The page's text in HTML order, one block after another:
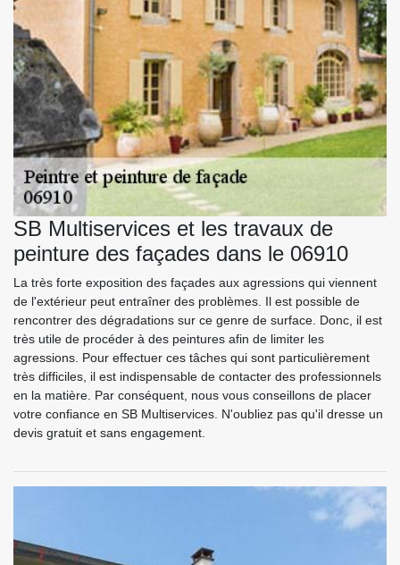
SB Multiservices et les travaux de
peinture des façades dans le 06910
La très forte exposition des façades aux agressions qui viennent
de l'extérieur peut entraîner des problèmes. Il est possible de
rencontrer des dégradations sur ce genre de surface. Donc, il est
très utile de procéder à des peintures afin de limiter les
agressions. Pour effectuer ces tâches qui sont particulièrement
très difficiles, il est indispensable de contacter des professionnels
en la matière. Par conséquent, nous vous conseillons de placer
votre confiance en SB Multiservices. N'oubliez pas qu'il dresse un
devis gratuit et sans engagement.